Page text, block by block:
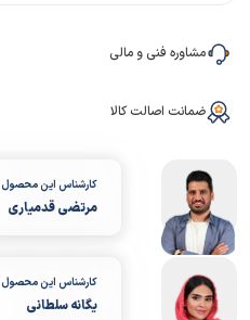
مشاوره فنی و مالی
ضمانت اصالت کالا
کارشناس این محصول
مرتضی قدمیاری
کارشناس این محصول
یگانه سلطانی